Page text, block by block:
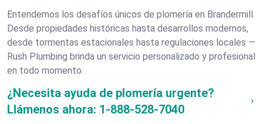
Entendemos los desafíos únicos de plomería en Brandermill.
Desde propiedades históricas hasta desarrollos modernos,
desde tormentas estacionales hasta regulaciones locales —
Rush Plumbing brinda un servicio personalizado y profesional
en todo momento.
¿Necesita ayuda de plomería urgente?
Llámenos ahora: 1-888-528-7040